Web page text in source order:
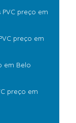
preço em
preço em
em Belo
preço em